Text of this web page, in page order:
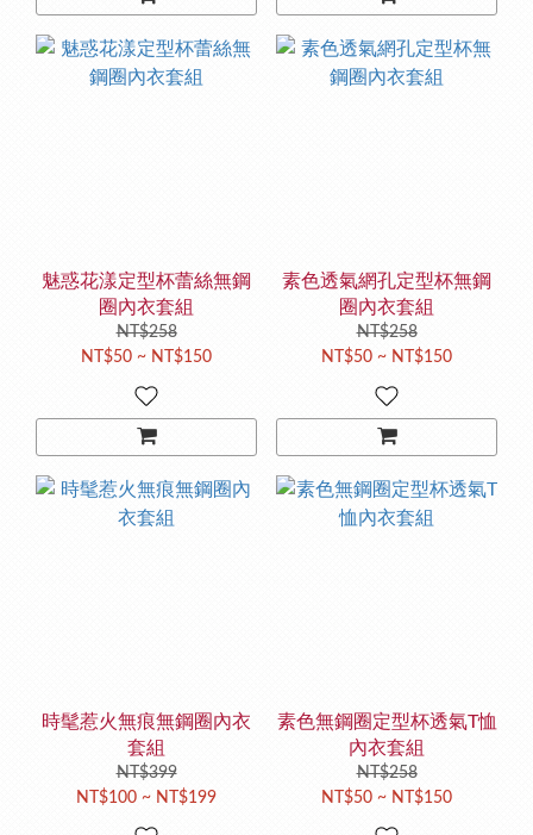
魅惑花漾定型杯蕾絲無鋼
圈內衣套組
NT$258
NT$50 ~ NT$150
素色透氣網孔定型杯無鋼
圈內衣套組
NT$258
NT$50 ~ NT$150
時髦惹火無痕無鋼圈內衣
套組
NT$399
NT$100 ~ NT$199
素色無鋼圈定型杯透氣T恤
內衣套組
NT$258
NT$50 ~ NT$150